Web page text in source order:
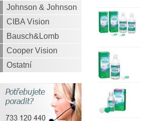
Johnson & Johnson
CIBA Vision
Bausch&Lomb
Cooper Vision
Ostatní